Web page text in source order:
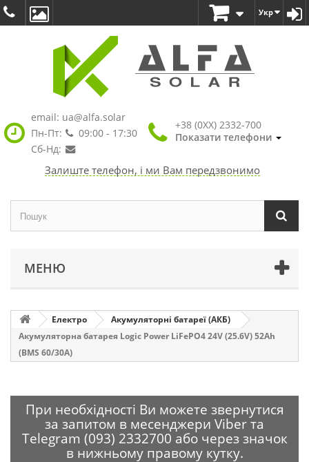
Укр
email: ua@alfa.solar
Пн-Пт:
09:00 - 17:30
Сб-Нд:
+38 (0XX) 2332-700
Показати телефони
Залиште телефон, і ми Вам передзвонимо
МЕНЮ
Електро
Акумуляторні батареї (АКБ)
Акумуляторна батарея Logic Power LiFePO4 24V (25.6V) 52Ah
(BMS 60/30A)
При необхідності Ви можете звернутися
за запитом в месенджери Viber та
Telegram (093) 2332700 або через значок
в нижньому правому кутку.